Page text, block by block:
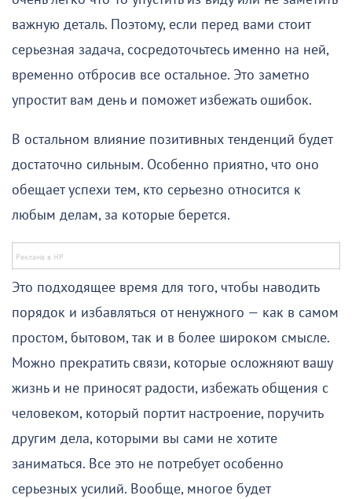
важную деталь. Поэтому, если перед вами стоит
серьезная задача, сосредоточьтесь именно на ней,
временно отбросив все остальное. Это заметно
упростит вам день и поможет избежать ошибок.
В остальном влияние позитивных тенденций будет
достаточно сильным. Особенно приятно, что оно
обещает успехи тем, кто серьезно относится к
любым делам, за которые берется.
Это подходящее время для того, чтобы наводить
порядок и избавляться от ненужного — как в самом
простом, бытовом, так и в более широком смысле.
Можно прекратить связи, которые осложняют вашу
жизнь и не приносят радости, избежать общения с
человеком, который портит настроение, поручить
другим дела, которыми вы сами не хотите
заниматься. Все это не потребует особенно
серьезных усилий. Вообще, многое будет